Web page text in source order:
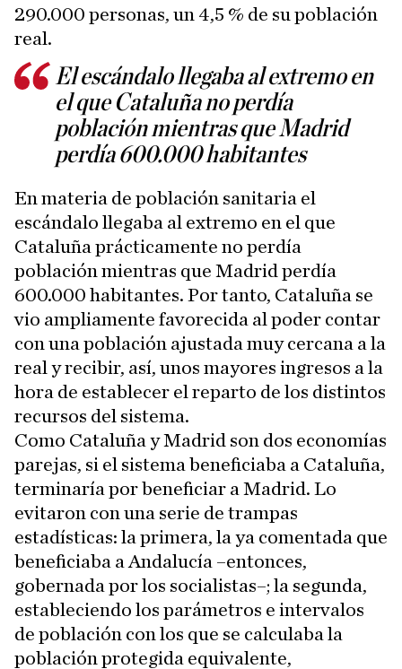
290.000 personas, un 4,5 % de su población
real.
El escándalo llegaba al extremo en
el que Cataluña no perdía
población mientras que Madrid
perdía 600.000 habitantes
En materia de población sanitaria el
escándalo llegaba al extremo en el que
Cataluña prácticamente no perdía
población mientras que Madrid perdía
600.000 habitantes. Por tanto, Cataluña se
vio ampliamente favorecida al poder contar
con una población ajustada muy cercana a la
real y recibir, así, unos mayores ingresos a la
hora de establecer el reparto de los distintos
recursos del sistema.
Como Cataluña y Madrid son dos economías
parejas, si el sistema beneficiaba a Cataluña,
terminaría por beneficiar a Madrid. Lo
evitaron con una serie de trampas
estadísticas: la primera, la ya comentada que
beneficiaba a Andalucía –entonces,
gobernada por los socialistas–; la segunda,
estableciendo los parámetros e intervalos
de población con los que se calculaba la
población protegida equivalente,